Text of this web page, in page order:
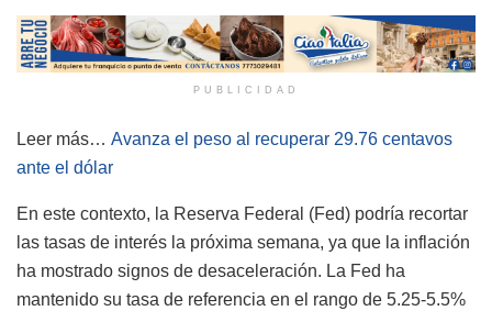
PUBLICIDAD
Leer más… Avanza el peso al recuperar 29.76 centavos
ante el dólar
En este contexto, la Reserva Federal (Fed) podría recortar
las tasas de interés la próxima semana, ya que la inflación
ha mostrado signos de desaceleración. La Fed ha
mantenido su tasa de referencia en el rango de 5.25-5.5%